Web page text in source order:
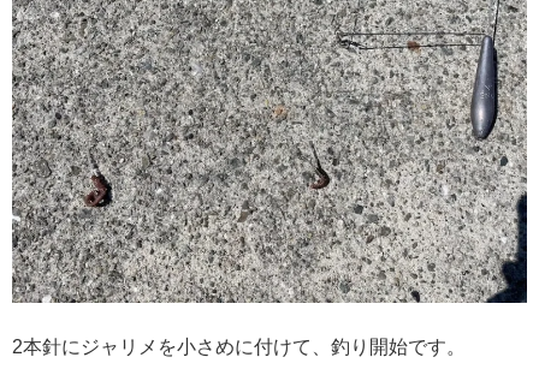
2本針にジャリメを小さめに付けて、釣り開始です。